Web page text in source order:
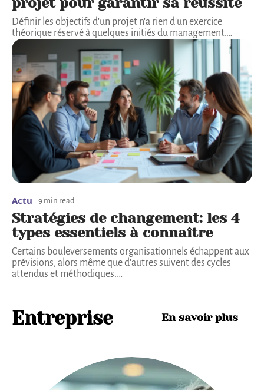
Définir les objectifs d'un projet n'a rien d'un exercice
théorique réservé à quelques initiés du management.…
Actu 9 min read
Stratégies de changement: les 4
types essentiels à connaître
Certains bouleversements organisationnels échappent aux
prévisions, alors même que d'autres suivent des cycles
attendus et méthodiques.…
Entreprise En savoir plus